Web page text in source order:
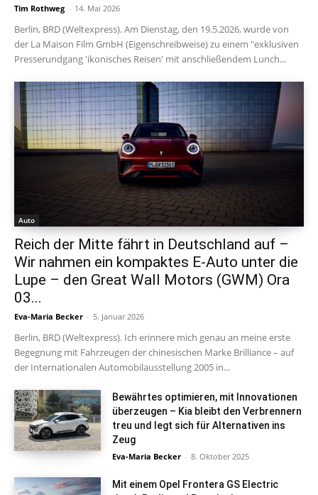
Tim Rothweg - 14. Mai 2026
Berlin, BRD (Weltexpress). Am Dienstag, den 19.5.2026, wurde von
der La Maison Film GmbH (Eigenschreibweise) zu einem "exklusiven
Presserundgang 'ikonisches Reisen' mit anschließendem Lunch...
Auto
Reich der Mitte fährt in Deutschland auf –
Wir nahmen ein kompaktes E-Auto unter die
Lupe – den Great Wall Motors (GWM) Ora
03...
Eva-Maria Becker - 5. Januar 2026
Berlin, BRD (Weltexpress). Ich erinnere mich genau an meine erste
Begegnung mit Fahrzeugen der chinesischen Marke Brilliance – auf
der Internationalen Automobilausstellung 2005 in...
Bewährtes optimieren, mit Innovationen
überzeugen – Kia bleibt den Verbrennern
treu und legt sich für Alternativen ins
Zeug
Eva-Maria Becker - 8. Oktober 2025
Mit einem Opel Frontera GS Electric